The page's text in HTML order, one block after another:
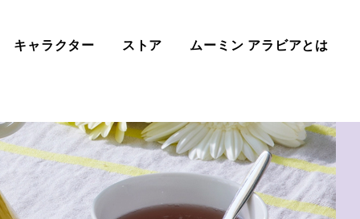
キャラクター ストア ムーミン アラビアとは